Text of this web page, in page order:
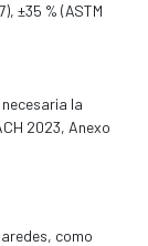
±35 % (ASTM
la
2023, Anexo
como